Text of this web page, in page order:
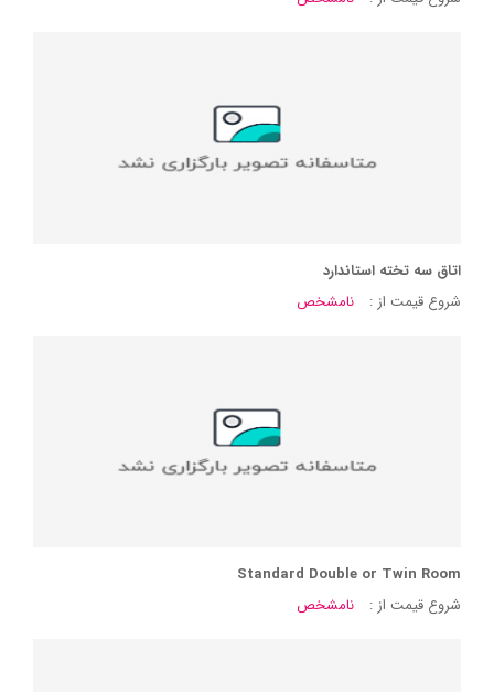
اتاق سه تخته استاندارد
شروع قیمت از :
نامشخص
Standard Double or Twin Room
شروع قیمت از :
نامشخص